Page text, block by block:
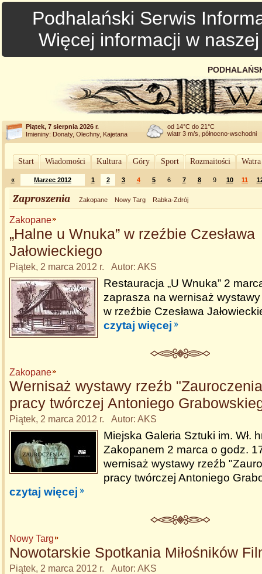
Podhalański Serwis
Więcej informacji w
Piątek, 7 sierpnia 2026 r.
Imieniny: Donaty, Olechny, Kajetana
od 14°C do 21°C
wiatr 3 m/s, północno-wschodni
Start Wiadomości Kultura Góry Sport Rozmaitości
« Marzec 2012 1 2 3 4 5 6 7 8 9 10 11
Zaproszenia Zakopane Nowy Targ Rabka-Zdrój
Zakopane
„Halne u Wnuka” w rzeźbie Czesława
Jałowieckiego
Piątek, 2 marca 2012 r. Autor: AKS
Restauracja „U Wnuka” 2
zaprasza na wernisaż wystawy
w rzeźbie Czesława
czytaj więcej
Zakopane
Wernisaż wystawy rzeźb
pracy twórczej Antoniego
Piątek, 2 marca 2012 r. Autor: AKS
Miejska Galeria Sztuki im. Wł.
Zakopanem 2 marca o godz.
wernisaż wystawy rzeźb
pracy twórczej Antoniego
czytaj więcej
Nowy Targ
Nowotarskie Spotkania Miłośników
Piątek, 2 marca 2012 r. Autor: AKS